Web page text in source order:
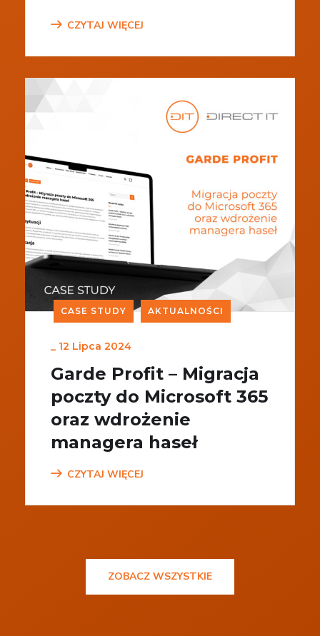
CZYTAJ WIĘCEJ
CASE STUDY AKTUALNOŚCI
_ 12 Lipca 2024
Garde Profit – Migracja
poczty do Microsoft 365
oraz wdrożenie
managera haseł
CZYTAJ WIĘCEJ
ZOBACZ WSZYSTKIE